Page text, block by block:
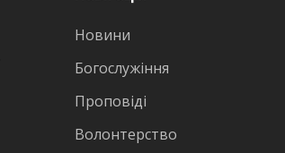
Новини
Богослужіння
Проповіді
Волонтерство